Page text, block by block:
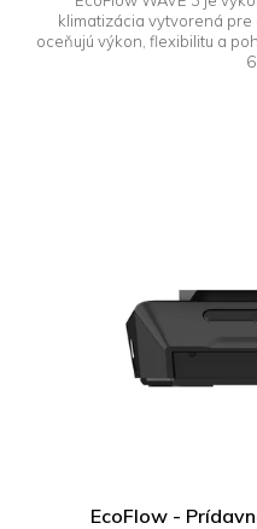
klimatizácia vytvorená
oceňujú výkon, flexibilitu a
EcoFlow -